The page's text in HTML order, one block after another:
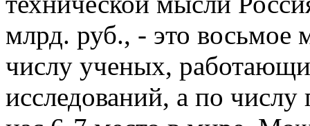
млрд. руб., - это
числу ученых,
исследований, а по числу